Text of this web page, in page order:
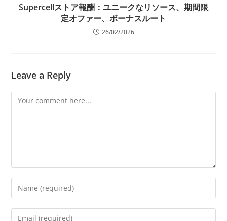
Supercellストア報酬：ユニークなリソース、期間限
定オファー、ボーナスルート
26/02/2026
Leave a Reply
Comment
Enter
your
name
Enter